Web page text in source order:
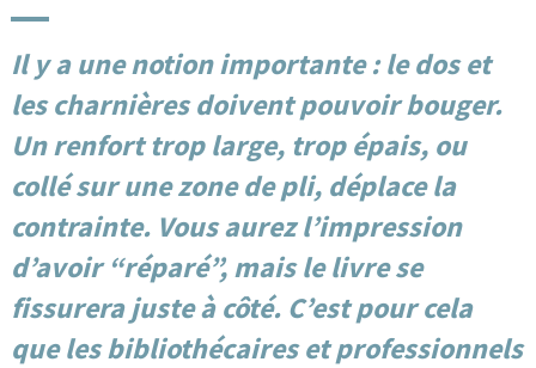
Il y a une notion importante : le dos et
les charnières doivent pouvoir bouger.
Un renfort trop large, trop épais, ou
collé sur une zone de pli, déplace la
contrainte. Vous aurez l’impression
d’avoir “réparé”, mais le livre se
fissurera juste à côté. C’est pour cela
queles bibliothécaireset professionnels